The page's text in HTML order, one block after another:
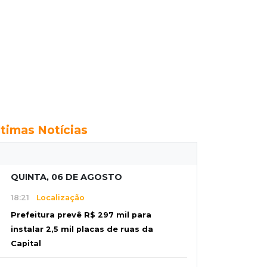
Notícias
QUINTA, 06 DE AGOSTO
18:21 Localização
Prefeitura prevê R$ 297 mil para
instalar 2,5 mil placas de ruas da
Capital